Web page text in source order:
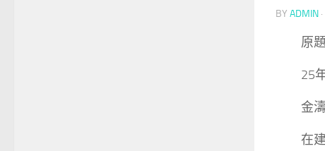
BY ADMIN ·
原
25
金
在